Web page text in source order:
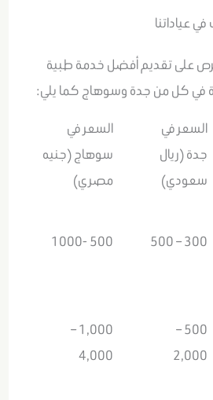
عياداتنا
نحرص على تقديم أفضل خدمة طبية
في كل من جدة وسوهاج كما يلي:
السعر في
جدة (ريال
سعودي)
السعر في
سوهاج (جنيه
مصري)
300 – 500
500 -1000
500 –
2,000
1,000 –
4,000